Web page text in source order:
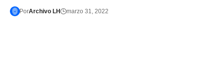
PorArchivo LH marzo 31, 2022